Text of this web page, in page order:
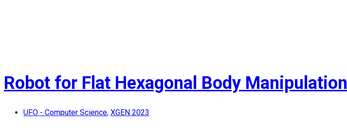
Robot for Flat Hexagonal Body Manipulation
UFO - Computer Science, XGEN 2023